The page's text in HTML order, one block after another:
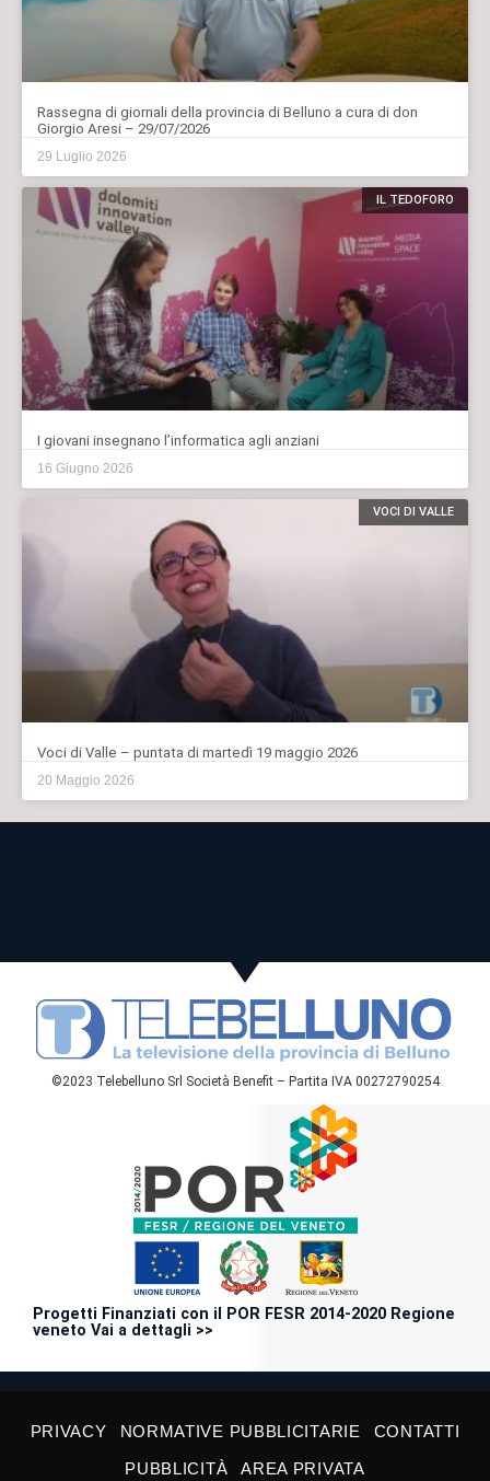
Rassegna di giornali della provincia di Belluno a cura di don
Giorgio Aresi – 29/07/2026
29 Luglio 2026
IL TEDOFORO
I giovani insegnano l’informatica agli anziani
16 Giugno 2026
VOCI DI VALLE
Voci di Valle – puntata di martedì 19 maggio 2026
20 Maggio 2026
©2023 Telebelluno Srl Società Benefit – Partita IVA 00272790254
Progetti Finanziati con il POR FESR 2014-2020 Regione
veneto Vai a dettagli >>
PRIVACY NORMATIVE PUBBLICITARIE
CONTATTI
PUBBLICITÀ
AREA PRIVATA